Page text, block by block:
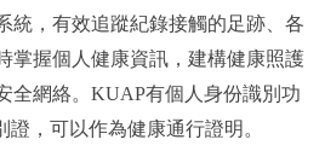
統，有效追蹤紀錄接觸的足跡、各
掌握個人健康資訊，建構健康照護
全網絡。KUAP有個人身份識別功
，可以作為健康通行證明。